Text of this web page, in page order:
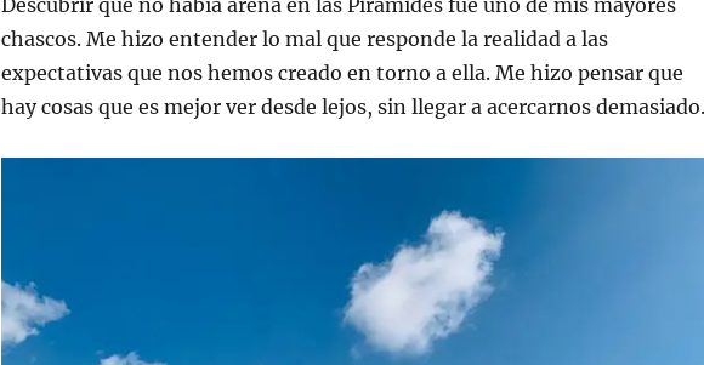
Descubrir que no había arena en las Pirámides fue uno de mis mayores
chascos. Me hizo entender lo mal que responde la realidad a las
expectativas que nos hemos creado en torno a ella. Me hizo pensar que
hay cosas que es mejor ver desde lejos, sin llegar a acercarnos